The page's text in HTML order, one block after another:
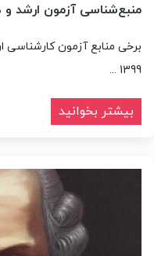
منبع‌شناسی آزمون ارشد
1399 ...
بیشتر بخوانید